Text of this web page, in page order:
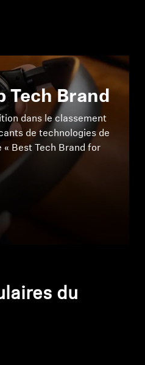
Tech Brand
dans le classement
de technologies de
« Best Tech Brand for
du